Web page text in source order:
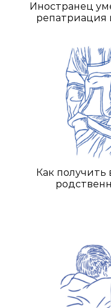
Иностранец
репатриация
Как получить